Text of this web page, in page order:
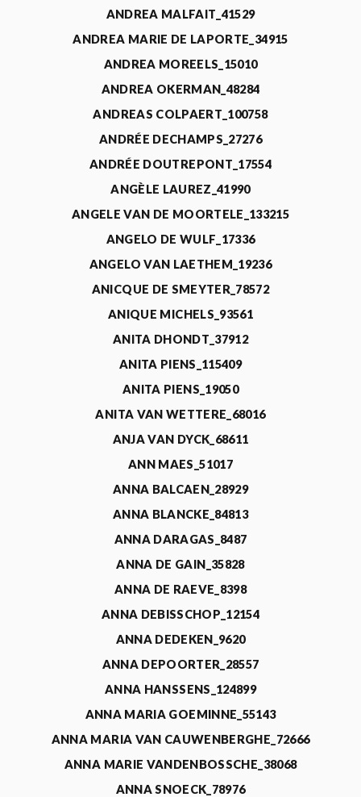
ANDREA MALFAIT_41529
ANDREA MARIE DE LAPORTE_34915
ANDREA MOREELS_15010
ANDREA OKERMAN_48284
ANDREAS COLPAERT_100758
ANDRÉE DECHAMPS_27276
ANDRÉE DOUTREPONT_17554
ANGÈLE LAUREZ_41990
ANGELE VAN DE MOORTELE_133215
ANGELO DE WULF_17336
ANGELO VAN LAETHEM_19236
ANICQUE DE SMEYTER_78572
ANIQUE MICHELS_93561
ANITA DHONDT_37912
ANITA PIENS_115409
ANITA PIENS_19050
ANITA VAN WETTERE_68016
ANJA VAN DYCK_68611
ANN MAES_51017
ANNA BALCAEN_28929
ANNA BLANCKE_84813
ANNA DARAGAS_8487
ANNA DE GAIN_35828
ANNA DE RAEVE_8398
ANNA DEBISSCHOP_12154
ANNA DEDEKEN_9620
ANNA DEPOORTER_28557
ANNA HANSSENS_124899
ANNA MARIA GOEMINNE_55143
ANNA MARIA VAN CAUWENBERGHE_72666
ANNA MARIE VANDENBOSSCHE_38068
ANNA SNOECK_78976